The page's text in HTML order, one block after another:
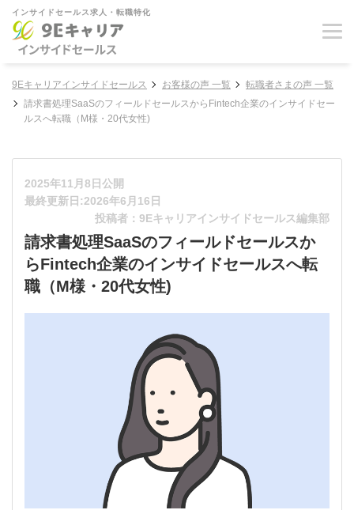
インサイドセールス求人・転職特化
9Eキャリアインサイドセールス お客様の声 一覧
転職者さまの声 一覧
請求書処理SaaSのフィールドセールスからFintech企業のインサイドセー
ルスへ転職（M様・20代女性)
2025年11月8日公開
最終更新日:2026年6月16日
投稿者：9Eキャリアインサイドセールス編集部
請求書処理SaaSのフィールドセールスか
らFintech企業のインサイドセールスへ転
職（M様・20代女性)